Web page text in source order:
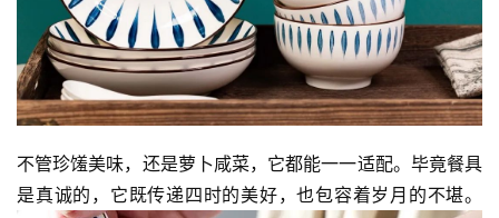
菩
提
专
题
不管珍馐美味，还是萝卜咸菜，它都能一一适配。毕竟餐具
是真诚的，它既传递四时的美好，也包容着岁月的不堪。